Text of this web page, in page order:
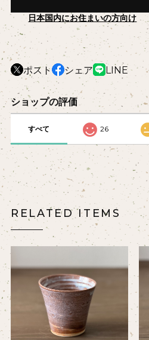
日本国内にお住まいの方向け
ポスト シェア LINE
ショップの評価
すべて 26
RELATED ITEMS